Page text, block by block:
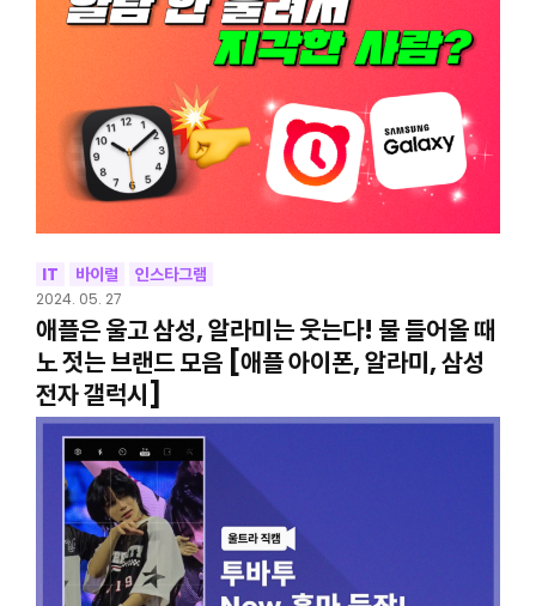
IT 바이럴 인스타그램
2024. 05. 27
애플은 울고 삼성, 알라미는 웃는다! 물 들어올 때
노 젓는 브랜드 모음 [애플 아이폰, 알라미, 삼성
전자 갤럭시]